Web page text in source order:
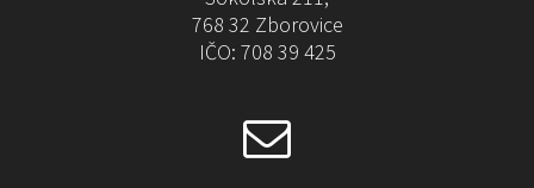
:
768 32 Zborovice
IČO: 708 39 425